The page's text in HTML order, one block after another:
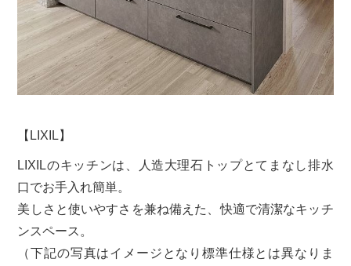
【LIXIL】
LIXILのキッチンは、人造大理石トップとてまなし排水
口でお手入れ簡単。
美しさと使いやすさを兼ね備えた、快適で清潔なキッチ
ンスペース。
（下記の写真はイメージとなり標準仕様とは異なりま